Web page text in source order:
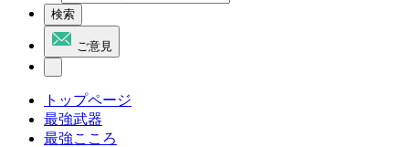
検索
ご意見
トップページ
最強武器
最強こころ